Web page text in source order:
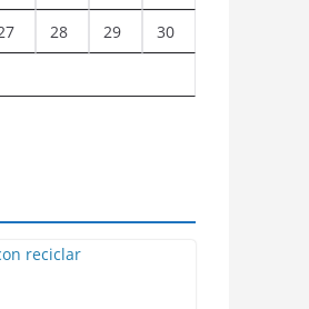
28 29 30